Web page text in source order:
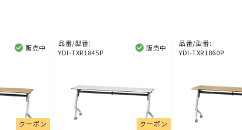
販売中
クーポン
品番/型番:
YDI-TXR1845P
販売中
クーポン
品番/型番:
YDI-TXR1860P